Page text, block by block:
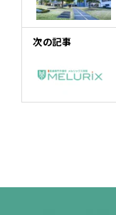
次の記事